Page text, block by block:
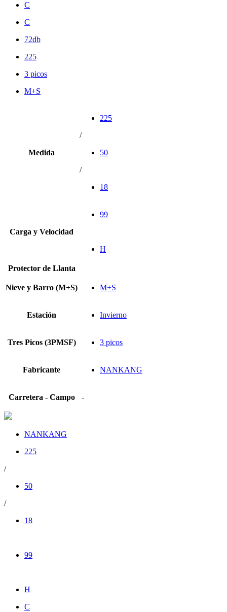
C
C
72db
225
3 picos
M+S
Medida
225
/
50
/
18
Carga y Velocidad
99
H
Protector de Llanta
Nieve y Barro (M+S) M+S
Estación Invierno
Tres Picos (3PMSF) 3 picos
Fabricante NANKANG
Carretera - Campo -
NANKANG
225
/
50
/
18
99
H
C